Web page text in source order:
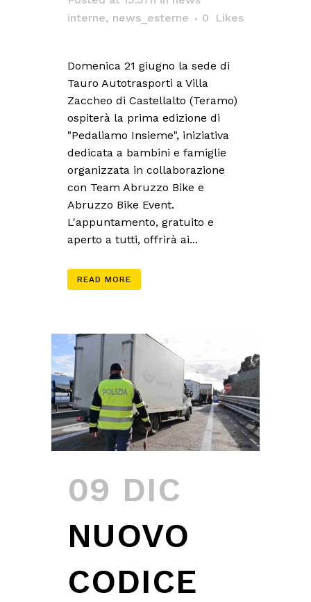
interne, news_esterne 0 Likes
Domenica 21 giugno la sede di
Tauro Autotrasporti a Villa
Zaccheo di Castellalto (Teramo)
ospiterà la prima edizione di
"Pedaliamo Insieme", iniziativa
dedicata a bambini e famiglie
organizzata in collaborazione
con Team Abruzzo Bike e
Abruzzo Bike Event.
L'appuntamento, gratuito e
aperto a tutti, offrirà ai...
READ MORE
09 DIC
NUOVO
CODICE